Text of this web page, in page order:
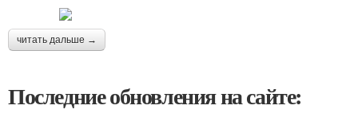
читать дальше →
Последние обновления на сайте: